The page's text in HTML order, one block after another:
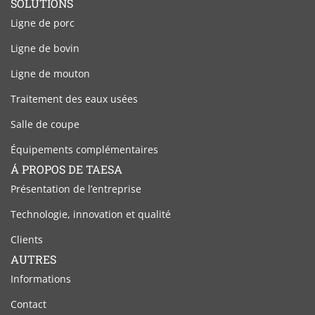
SOLUTIONS
Ligne de porc
Ligne de bovin
Ligne de mouton
Traitement des eaux usées
Salle de coupe
Équipements complémentaires
Á PROPOS DE TAESA
Présentation de l’entreprise
Technologie, innovation et qualité
Clients
AUTRES
Informations
Contact